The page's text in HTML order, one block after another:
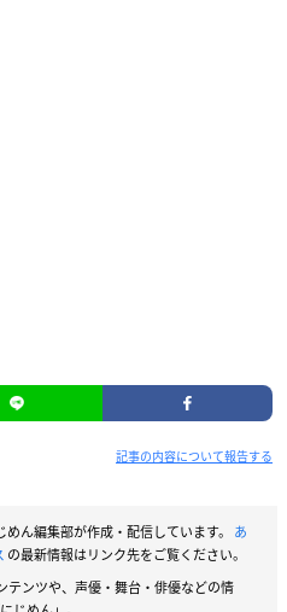
記事の内容について報告する
めん編集部が作成・配信しています。 あ
の最新情報はリンク先をご覧ください。
テンツや、声優・舞台・俳優などの情